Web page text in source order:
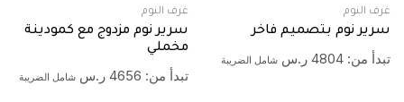
غرف النوم
سرير نوم بتصميم فاخر
تبدأ من: 4804 ر.س شامل الضريبة
غرف النوم
سرير نوم مزدوج مع كمودينة
مخملي
تبدأ من: 4656 ر.س شامل الضريبة